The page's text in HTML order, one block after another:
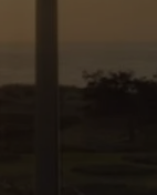
Agências